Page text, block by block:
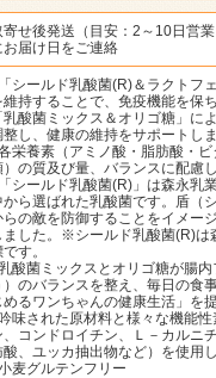
寄せ後発送（目安：2～10日営
お届け日をご連絡
シールド乳酸菌(R)＆ラクトフ
維持することで、免疫機能を保ち
乳酸菌ミックス＆オリゴ糖」に
整し、健康の維持をサポートしま
栄養素（アミノ酸・脂肪酸・
）の質及び量、バランスに配慮し
シールド乳酸菌(R)」は森永乳
から選ばれた乳酸菌です。盾（
らの敵を防御することをイメー
ました。※シールド乳酸菌(R)は
す。
酸菌ミックスとオリゴ糖が腸
）のバランスを整え、毎日の食
めるワンちゃんの健康生活」を
味された原材料と様々な機能性
、コンドロイチン、Ｌ－カルニ
酸、ユッカ抽出物など）を使用し
麦グルテンフリー